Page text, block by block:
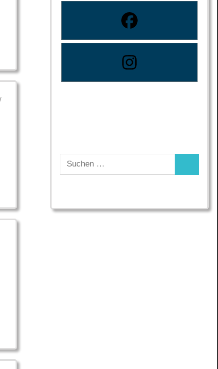
Suchen
nach: